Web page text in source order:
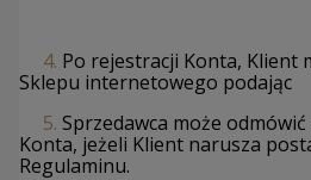
4. Po rejestracji Konta, Klient
Sklepu internetowego podając
5. Sprzedawca może
Konta, jeżeli Klient narusza
Regulaminu.